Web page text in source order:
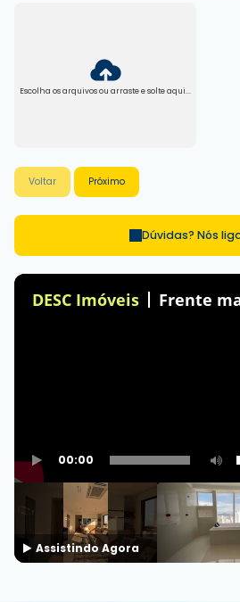
Escolha os arquivos ou arraste e solte aqui...
Voltar Próximo
Dúvidas? Nós
00:00
DESC Imóveis Frente mar,
Assistindo Agora